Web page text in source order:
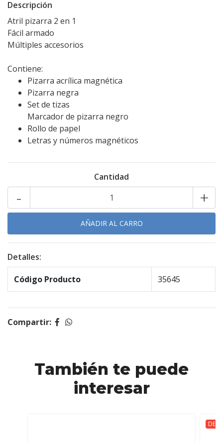
Descripción
Atril pizarra 2 en 1
Fácil armado
Múltiples accesorios
Contiene:
Pizarra acrílica magnética
Pizarra negra
Set de tizas
Marcador de pizarra negro
Rollo de papel
Letras y números magnéticos
Cantidad
+
-
Detalles:
Código Producto 35645
Compartir:
También te puede
interesar